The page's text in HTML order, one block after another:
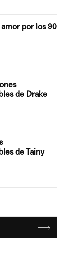
amor por los 90
de Drake
de Tainy